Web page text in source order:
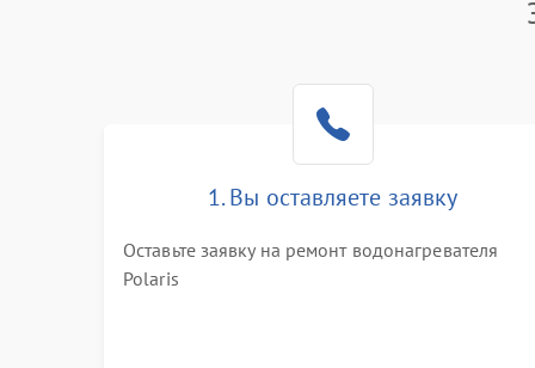
1. Вы оставляете заявку
Оставьте заявку на ремонт водонагревателя
Polaris